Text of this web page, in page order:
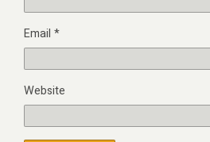
Email *
Website